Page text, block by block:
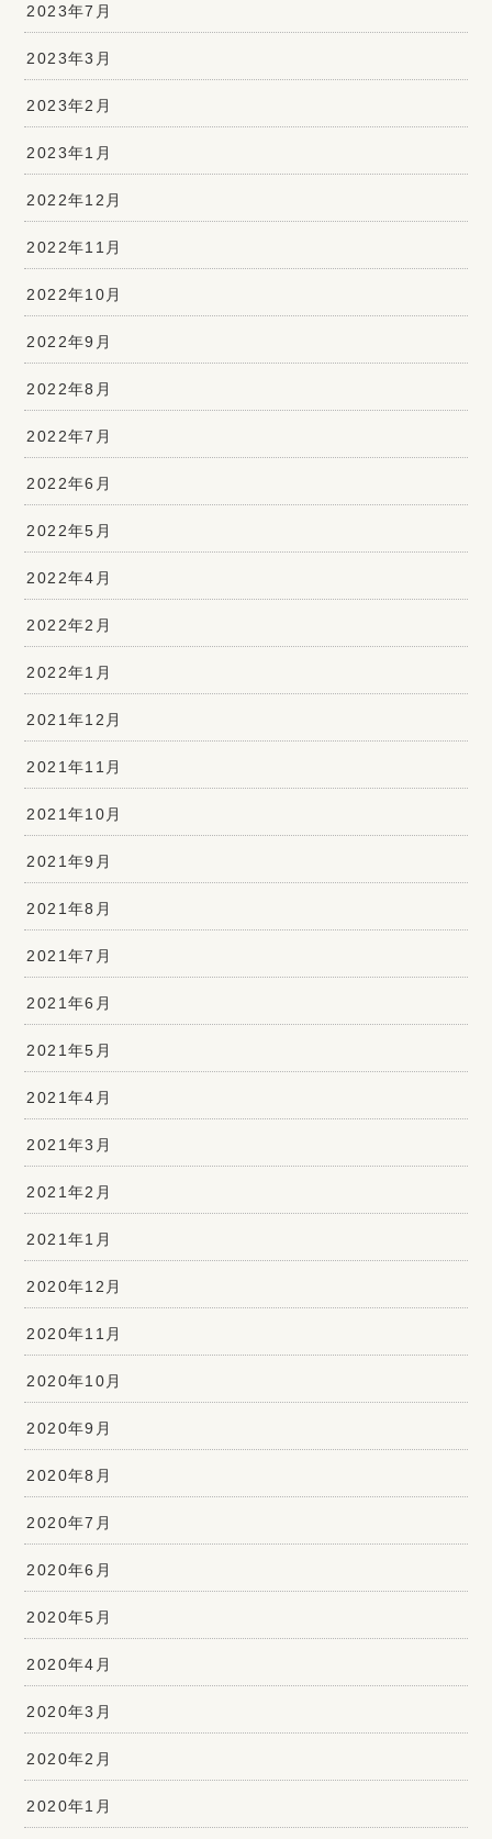
2023年7月
2023年3月
2023年2月
2023年1月
2022年12月
2022年11月
2022年10月
2022年9月
2022年8月
2022年7月
2022年6月
2022年5月
2022年4月
2022年2月
2022年1月
2021年12月
2021年11月
2021年10月
2021年9月
2021年8月
2021年7月
2021年6月
2021年5月
2021年4月
2021年3月
2021年2月
2021年1月
2020年12月
2020年11月
2020年10月
2020年9月
2020年8月
2020年7月
2020年6月
2020年5月
2020年4月
2020年3月
2020年2月
2020年1月